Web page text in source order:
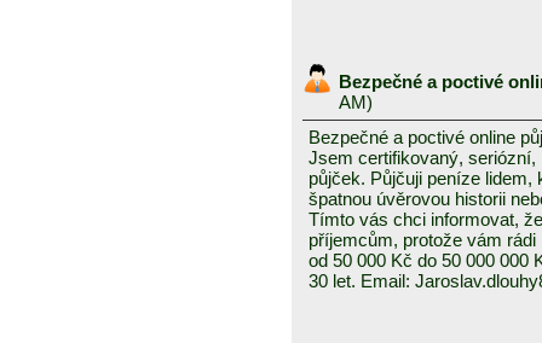
Bezpečné a poctivé
AM)
Bezpečné a poctivé online
Jsem certifikovaný,
půjček. Půjčuji peníze
špatnou úvěrovou historii
Tímto vás chci informovat,
příjemcům, protože vám
od 50 000 Kč do 50 000 000
30 let. Email: